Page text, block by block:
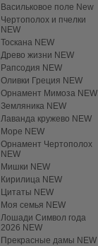
Васильковое поле New
Чертополох и пчелки
NEW
Тоскана NEW
Древо жизни NEW
Рапсодия NEW
Оливки Греция NEW
Орнамент Мимоза NEW
Земляника NEW
Лаванда кружево NEW
Море NEW
Орнамент Чертополох
NEW
Мишки NEW
Кирилица NEW
Цитаты NEW
Моя семья NEW
Лошади Символ года
2026 NEW
Прекрасные дамы NEW